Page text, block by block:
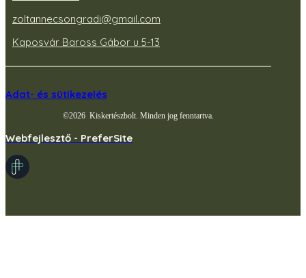
zoltannecsongradi@gmail.com
Kaposvár Baross Gábor u 5-13
Adat- és sütikezelés
©2026Kiskertészbolt. Minden jog fenntartva.
Webfejlesztő - PreferSite